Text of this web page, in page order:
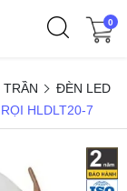
0
ĐÈN LED
HLDLT20-7